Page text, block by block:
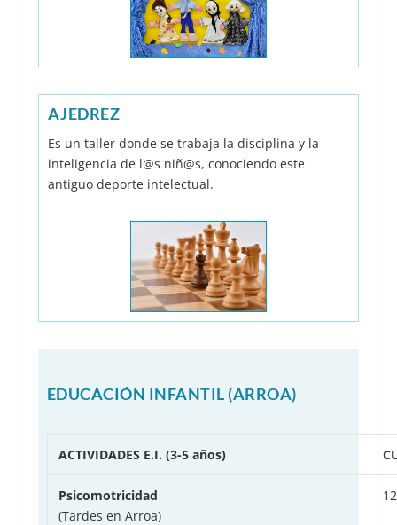
AJEDREZ
Es un taller donde se trabaja la disciplina y la
inteligencia de l@s niñ@s, conociendo este
antiguo deporte intelectual.
EDUCACIÓN INFANTIL (ARROA)
ACTIVIDADES E.I. (3-5 años)
Psicomotricidad
(Tardes en Arroa)